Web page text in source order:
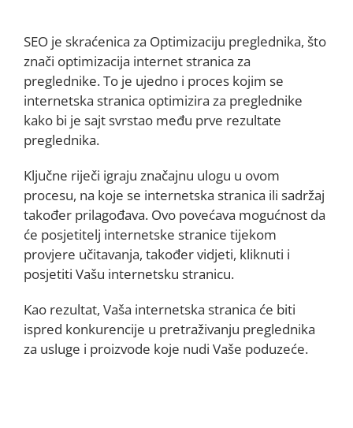
SEO je skraćenica za Optimizaciju preglednika, što
znači optimizacija internet stranica za
preglednike. To je ujedno i proces kojim se
internetska stranica optimizira za preglednike
kako bi je sajt svrstao među prve rezultate
preglednika.
Ključne riječi igraju značajnu ulogu u ovom
procesu, na koje se internetska stranica ili sadržaj
također prilagođava. Ovo povećava mogućnost da
će posjetitelj internetske stranice tijekom
provjere učitavanja, također vidjeti, kliknuti i
posjetiti Vašu internetsku stranicu.
Kao rezultat, Vaša internetska stranica će biti
ispred konkurencije u pretraživanju preglednika
za usluge i proizvode koje nudi Vaše poduzeće.